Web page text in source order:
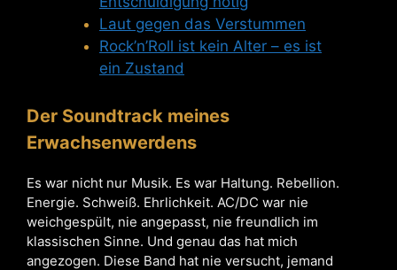
Laut gegen das Verstummen
Rock’n’Roll ist kein Alter – es ist
ein Zustand
Der Soundtrack meines
Erwachsenwerdens
Es war nicht nur Musik. Es war Haltung. Rebellion.
Energie. Schweiß. Ehrlichkeit. AC/DC war nie
weichgespült, nie angepasst, nie freundlich im
klassischen Sinne. Und genau das hat mich
angezogen. Diese Band hat nie versucht, jemand